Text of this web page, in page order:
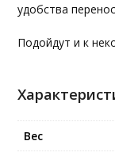
удобства
Подойдут и к
Вес